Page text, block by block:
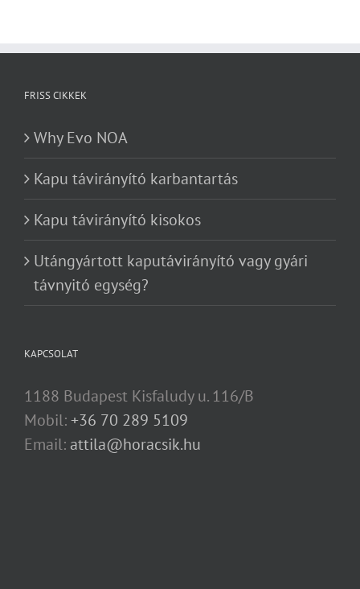
FRISS CIKKEK
Why Evo NOA
Kapu távirányító karbantartás
Kapu távirányító kisokos
Utángyártott kaputávirányító vagy gyári
távnyitó egység?
KAPCSOLAT
1188 Budapest Kisfaludy u. 116/B
Mobil:+36 70 289 5109
Email: attila@horacsik.hu